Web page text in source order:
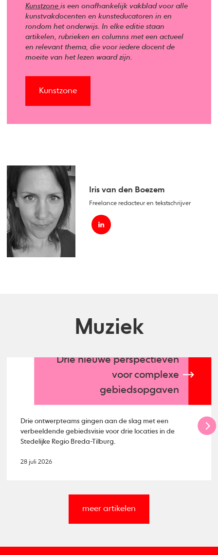
Kunstzone is een onafhankelijk vakblad voor alle
kunstvakdocenten en kunsteducatoren in en
rondom het onderwijs. In elke editie staan
artikelen, rubrieken en columns met een actueel
en relevant thema, die voor iedere docent de
moeite van het lezen waard zijn.
Kunstzone
Iris van den Boezem
Freelance redacteur en tekstschrijver
Muziek
Drie nieuwe perspectieven
voor complexe
gebiedsopgaven
Drie ontwerpteams gingen aan de slag met een
verbeeldende gebiedsvisie voor drie locaties in de
Stedelijke Regio Breda-Tilburg.
28 juli 2026
meer artikelen